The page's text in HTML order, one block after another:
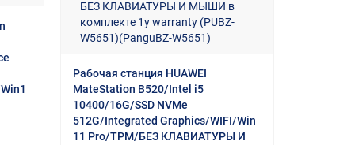
Рабочая станция HUAWEI
MateStation B520/Intel i5
10400/16G/SSD NVMe
512G/Integrated Graphics/WIFI/Win
11 Pro/TPM/БЕЗ КЛАВИАТУРЫ И